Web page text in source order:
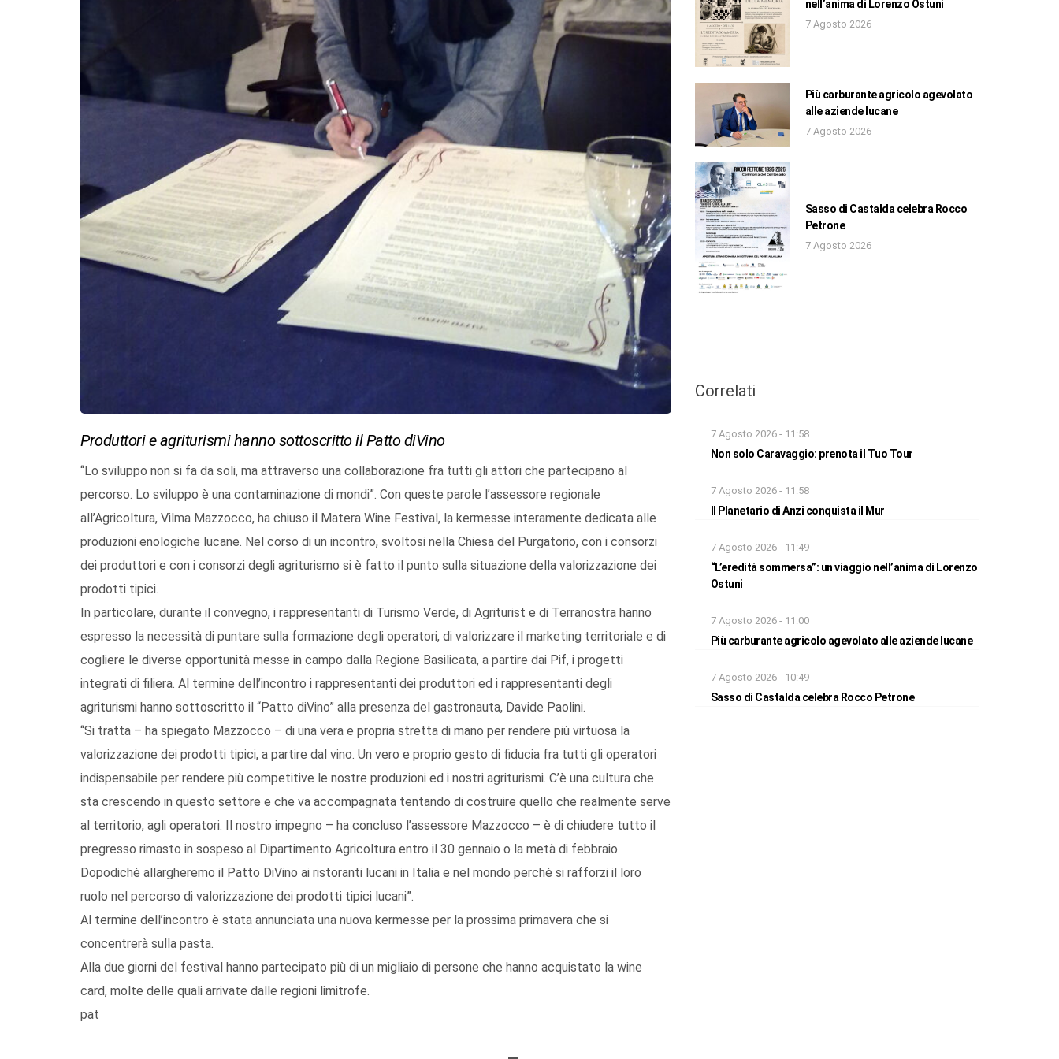
Produttori e agriturismi hanno sottoscritto il Patto diVino
“Lo sviluppo non si fa da soli, ma attraverso una collaborazione fra tutti gli attori che partecipano al
percorso. Lo sviluppo è una contaminazione di mondi”. Con queste parole l’assessore regionale
all’Agricoltura, Vilma Mazzocco, ha chiuso il Matera Wine Festival, la kermesse interamente dedicata alle
produzioni enologiche lucane. Nel corso di un incontro, svoltosi nella Chiesa del Purgatorio, con i consorzi
dei produttori e con i consorzi degli agriturismo si è fatto il punto sulla situazione della valorizzazione dei
prodotti tipici.
In particolare, durante il convegno, i rappresentanti di Turismo Verde, di Agriturist e di Terranostra hanno
espresso la necessità di puntare sulla formazione degli operatori, di valorizzare il marketing territoriale e di
cogliere le diverse opportunità messe in campo dalla Regione Basilicata, a partire dai Pif, i progetti
integrati di filiera. Al termine dell’incontro i rappresentanti dei produttori ed i rappresentanti degli
agriturismi hanno sottoscritto il “Patto diVino” alla presenza del gastronauta, Davide Paolini.
“Si tratta – ha spiegato Mazzocco – di una vera e propria stretta di mano per rendere più virtuosa la
valorizzazione dei prodotti tipici, a partire dal vino. Un vero e proprio gesto di fiducia fra tutti gli operatori
indispensabile per rendere più competitive le nostre produzioni ed i nostri agriturismi. C’è una cultura che
sta crescendo in questo settore e che va accompagnata tentando di costruire quello che realmente serve
al territorio, agli operatori. Il nostro impegno – ha concluso l’assessore Mazzocco – è di chiudere tutto il
pregresso rimasto in sospeso al Dipartimento Agricoltura entro il 30 gennaio o la metà di febbraio.
Dopodichè allargheremo il Patto DiVino ai ristoranti lucani in Italia e nel mondo perchè si rafforzi il loro
ruolo nel percorso di valorizzazione dei prodotti tipici lucani”.
Al termine dell’incontro è stata annunciata una nuova kermesse per la prossima primavera che si
concentrerà sulla pasta.
Alla due giorni del festival hanno partecipato più di un migliaio di persone che hanno acquistato la wine
card, molte delle quali arrivate dalle regioni limitrofe.
pat
nell’anima di Lorenzo Ostuni
7 Agosto 2026
Più carburante agricolo agevolato
alle aziende lucane
7 Agosto 2026
Sasso di Castalda celebra Rocco
Petrone
7 Agosto 2026
Correlati
7 Agosto 2026 - 11:58
Non solo Caravaggio: prenota il Tuo Tour
7 Agosto 2026 - 11:58
Il Planetario di Anzi conquista il Mur
7 Agosto 2026 - 11:49
“L’eredità sommersa”: un viaggio nell’anima di Lorenzo
Ostuni
7 Agosto 2026 - 11:00
Più carburante agricolo agevolato alle aziende lucane
7 Agosto 2026 - 10:49
Sasso di Castalda celebra Rocco Petrone